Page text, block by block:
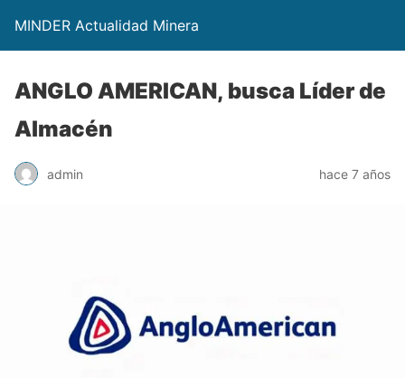
MINDER Actualidad Minera
ANGLO AMERICAN, busca Líder de
Almacén
admin hace 7 años